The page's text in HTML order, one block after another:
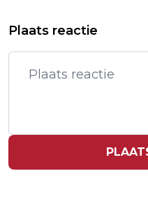
WEDSTRIJD ALS
DJOKOVIC NAAR
Plaats reactie